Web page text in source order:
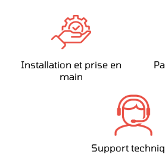
Installation et prise en
main
Support